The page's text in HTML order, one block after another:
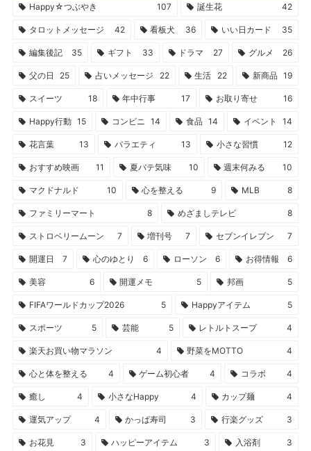
Happy☆つぶやき 107 誕生花 42
タロットメッセージ 42 看板犬 36 いい日カード 35
編集後記 35 ギフト 33 ドラマ 27 グルメ 26
父の日 25 占いメッセージ 22 生活 22 新商品 19
スイーツ 18 年中行事 17 お取り寄せ 16
Happy行動 15 コンビニ 14 食品 14 イベント 14
花言葉 13 バラエティ 13 小さな習慣 12
おすすめ映画 11 夏バテ気味 10 週末何みる 10
マクドナルド 10 心を整える 9 MLB 8
ファミリーマート 8 めざましテレビ 8
ストロベリームーン 7 増刊号 7 セブンイレブン 7
開運日 7 心のゆとり 6 ローソン 6 お得情報 6
美容 6 開運メモ 5 邦画 5
FIFAワールドカップ2026 5 Happyアイテム 5
スポーツ 5 芸能 5 レトルトスープ 4
楽天お買い物マラソン 4 野菜をMOTTO 4
心と体を整える 4 ゲーム初心者 4 コラボ 4
癒し 4 小さなHappy 4 カップ麺 4
運気アップ 4 かっぱ寿司 3 行楽グッズ 3
お花見 3 ハッピーアイテム 3 入浴剤 3